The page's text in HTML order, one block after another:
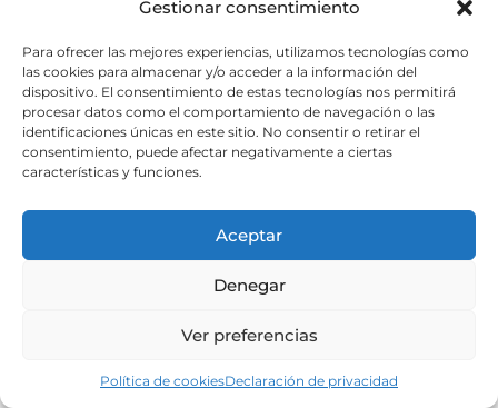
Gestionar consentimiento
Para ofrecer las mejores experiencias, utilizamos tecnologías como
las cookies para almacenar y/o acceder a la información del
dispositivo. El consentimiento de estas tecnologías nos permitirá
procesar datos como el comportamiento de navegación o las
identificaciones únicas en este sitio. No consentir o retirar el
consentimiento, puede afectar negativamente a ciertas
características y funciones.
Aceptar
Denegar
Ver preferencias
Política de cookiesDeclaración de privacidad
Aviso legalPolítica de privacidad
Política de cookies
Portal de transparenciaAccesibilidad